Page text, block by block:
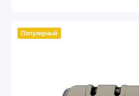
Популярный